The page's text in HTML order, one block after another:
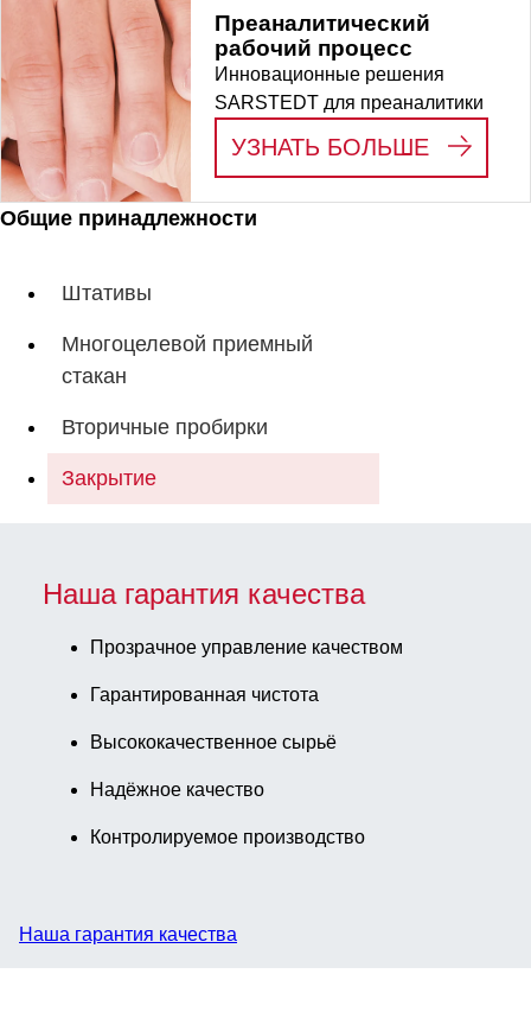
Общие принадлежности
Штативы
Многоцелевой приемный
стакан
Вторичные пробирки
Закрытие
Преаналитический
рабочий процесс
Инновационные решения
SARSTEDT для преаналитики
УЗНАТЬ БОЛЬШЕ
Наша гарантия качества
Прозрачное управление качеством
Гарантированная чистота
Высококачественное сырьё
Надёжное качество
Контролируемое производство
Наша гарантия качества